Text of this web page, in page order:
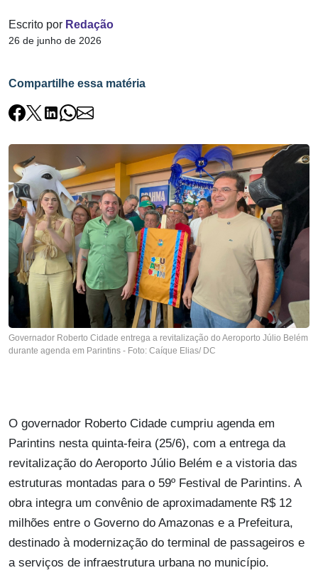
Escrito por Redação
26 de junho de 2026
Compartilhe essa matéria
Governador Roberto Cidade entrega a revitalização do Aeroporto Júlio Belém
durante agenda em Parintins - Foto: Caíque Elias/ DC
O governador Roberto Cidade cumpriu agenda em
Parintins nesta quinta-feira (25/6), com a entrega da
revitalização do Aeroporto Júlio Belém e a vistoria das
estruturas montadas para o 59º Festival de Parintins. A
obra integra um convênio de aproximadamente R$ 12
milhões entre o Governo do Amazonas e a Prefeitura,
destinado à modernização do terminal de passageiros e
a serviços de infraestrutura urbana no município.